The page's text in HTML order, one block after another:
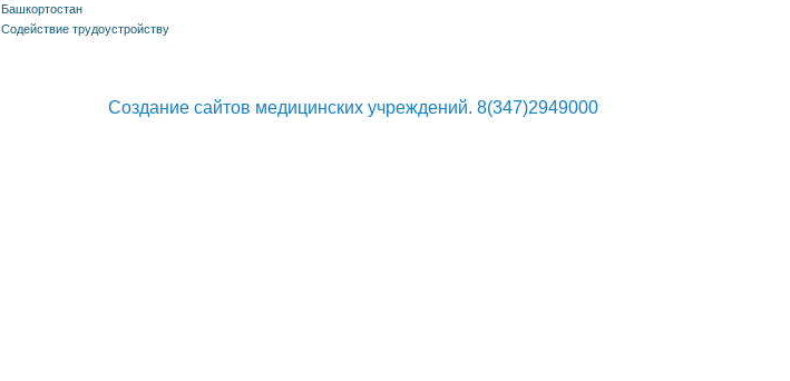
Башкортостан
Содействие трудоустройству
Создание сайтов медицинских учреждений. 8(347)2949000